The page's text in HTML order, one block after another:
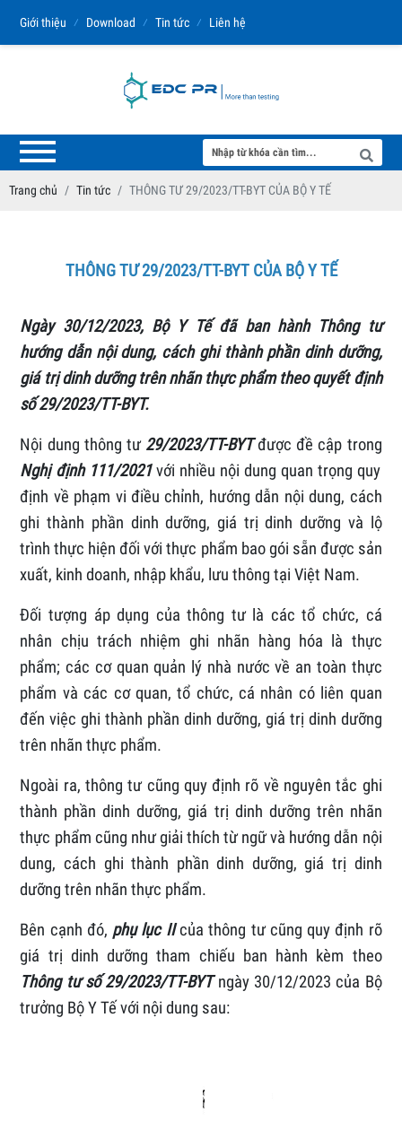
Giới thiệu ⁄ Download ⁄ Tin tức ⁄ Liên hệ
Trang chủ Tin tức THÔNG TƯ 29/2023/TT-BYT CỦA BỘ Y TẾ
THÔNG TƯ 29/2023/TT-BYT CỦA BỘ Y TẾ
Ngày 30/12/2023, Bộ Y Tế đã ban hành Thông tư
hướng dẫn nội dung, cách ghi thành phần dinh dưỡng,
giá trị dinh dưỡng trên nhãn thực phẩm theo quyết định
số 29/2023/TT-BYT.
Nội dung thông tư 29/2023/TT-BYT được đề cập trong
Nghị định 111/2021với nhiều nội dung quan trọng quy
định về phạm vi điều chỉnh, hướng dẫn nội dung, cách
ghi thành phần dinh dưỡng, giá trị dinh dưỡng và lộ
trình thực hiện đối với thực phẩm bao gói sẵn được sản
xuất, kinh doanh, nhập khẩu, lưu thông tại Việt Nam.
Đối tượng áp dụng của thông tư là các tổ chức, cá
nhân chịu trách nhiệm ghi nhãn hàng hóa là thực
phẩm; các cơ quan quản lý nhà nước về an toàn thực
phẩm và các cơ quan, tổ chức, cá nhân có liên quan
đến việc ghi thành phần dinh dưỡng, giá trị dinh dưỡng
trên nhãn thực phẩm.
Ngoài ra, thông tư cũng quy định rõ về nguyên tắc ghi
thành phần dinh dưỡng, giá trị dinh dưỡng trên nhãn
thực phẩm cũng như giải thích từ ngữ và hướng dẫn nội
dung, cách ghi thành phần dinh dưỡng, giá trị dinh
dưỡng trên nhãn thực phẩm.
Bên cạnh đó, phụ lục IIcủa thông tư cũng quy định rõ
giá trị dinh dưỡng tham chiếu ban hành kèm theo
Thông tư số 29/2023/TT-BYTngày 30/12/2023 của Bộ
trưởng Bộ Y Tế với nội dung sau: